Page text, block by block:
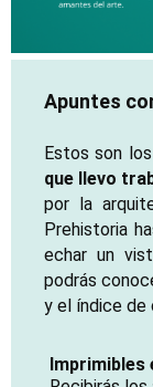
Apuntes
Estos son
que llevo
por la
Prehistoria
echar un
podrás
y el índice de
Imprimibles